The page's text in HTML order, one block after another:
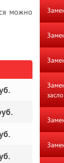
можно